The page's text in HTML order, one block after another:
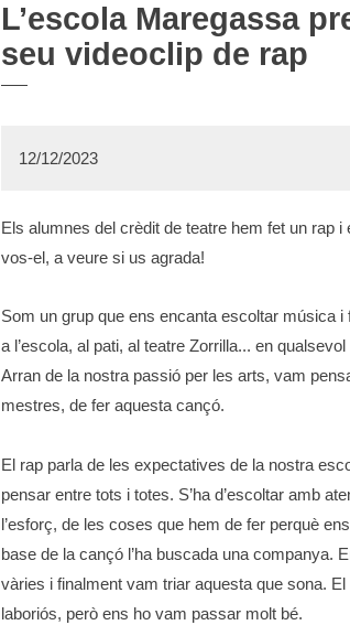
L’escola Maregassa
seu videoclip de rap
12/12/2023
Els alumnes del crèdit de teatre hem fet un rap i
vos-el, a veure si us agrada!
Som un grup que ens encanta escoltar música i
a l’escola, al pati, al teatre Zorrilla... en
Arran de la nostra passió per les arts, vam
mestres, de fer aquesta cançó.
El rap parla de les expectatives de la nostra
pensar entre tots i totes. S’ha d’escoltar amb
l’esforç, de les coses que hem de fer perquè
base de la cançó l’ha buscada una companya.
vàries i finalment vam triar aquesta que sona.
laboriós, però ens ho vam passar molt bé.